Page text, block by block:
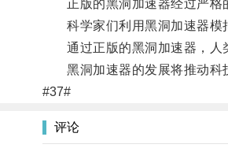
正版的黑洞加速器经过严格
科学家们利用黑洞加速器模拟
通过正版的黑洞加速器，人类
黑洞加速器的发展将推动科
#37#
评论